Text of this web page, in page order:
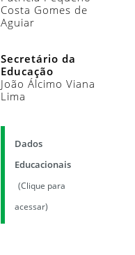
Costa Gomes de
Aguiar
Secretário da
Educação
João Álcimo Viana
Lima
Dados
Educacionais
(Clique para
acessar)